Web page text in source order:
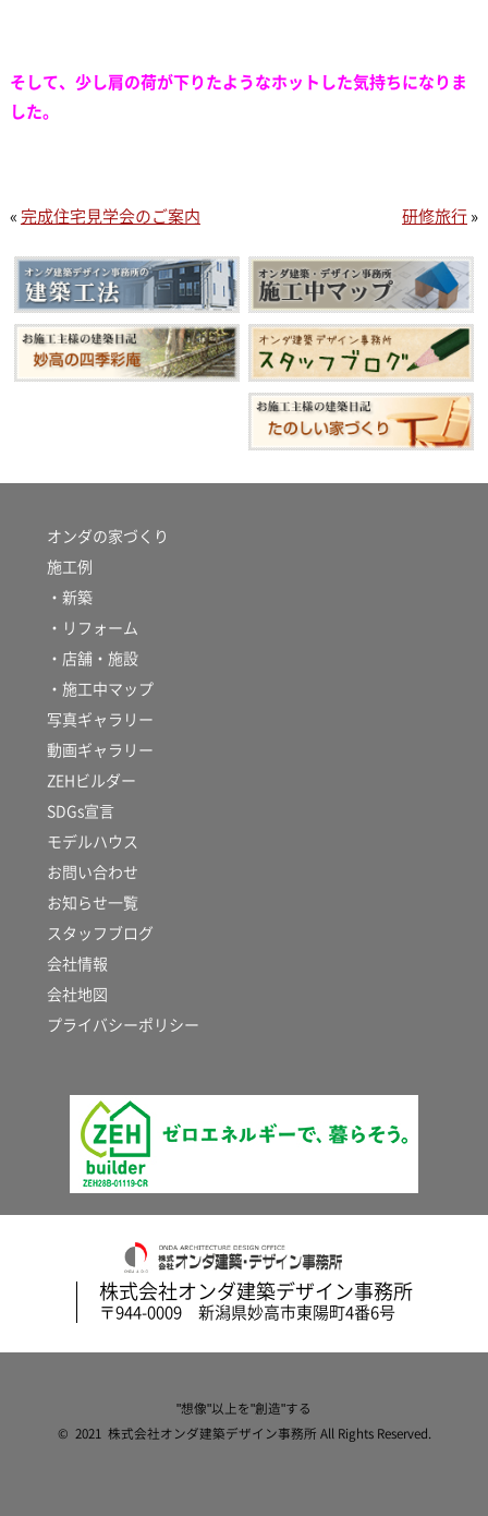
そして、少し肩の荷が下りたようなホットした気持ちになりま
した。
« 完成住宅見学会のご案内 研修旅行 »
オンダの家づくり
施工例
・新築
・リフォーム
・店舗・施設
・施工中マップ
写真ギャラリー
動画ギャラリー
ZEHビルダー
SDGs宣言
モデルハウス
お問い合わせ
お知らせ一覧
スタッフブログ
会社情報
会社地図
プライバシーポリシー
株式会社オンダ建築デザイン事務所
〒944-0009 新潟県妙高市東陽町4番6号
"想像"以上を"創造"する
© 2021 株式会社オンダ建築デザイン事務所 All Rights Reserved.